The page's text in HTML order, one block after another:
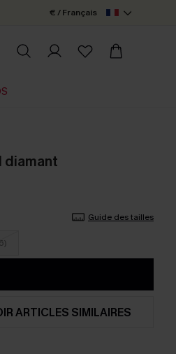
€ / Français
diamant
Guide des tailles
ARTICLES SIMILAIRES